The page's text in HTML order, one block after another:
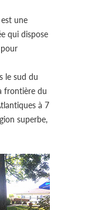
une
qui dispose
le sud du
frontière du
à 7
superbe,